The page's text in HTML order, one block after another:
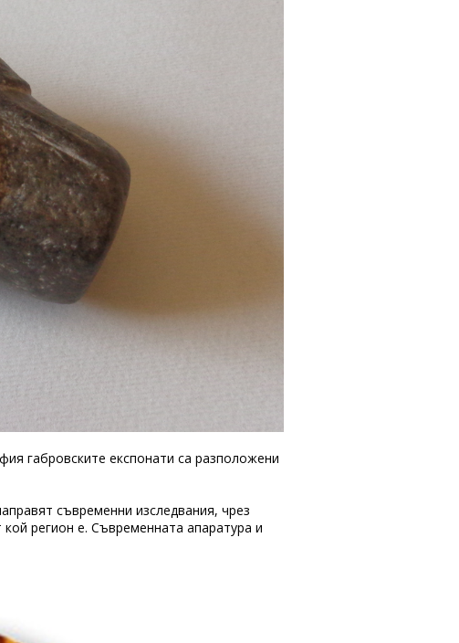
габровските експонати са разположени
съвременни изследвания, чрез
регион е. Съвременната апаратура и